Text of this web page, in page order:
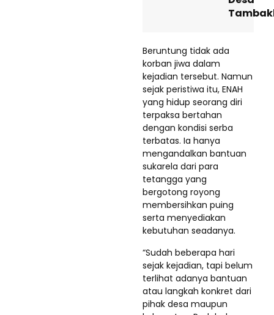
Beruntung tidak ada
korban jiwa dalam
kejadian tersebut. Namun
sejak peristiwa itu, ENAH
yang hidup seorang diri
terpaksa bertahan
dengan kondisi serba
terbatas. Ia hanya
mengandalkan bantuan
sukarela dari para
tetangga yang
bergotong royong
membersihkan puing
serta menyediakan
kebutuhan seadanya.
“Sudah beberapa hari
sejak kejadian, tapi belum
terlihat adanya bantuan
atau langkah konkret dari
pihak desa maupun